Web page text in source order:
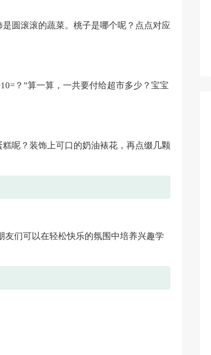
圆滚滚的蔬菜。桃子是哪个呢？点点对应
？”算一算，一共要付给超市多少？宝宝
呢？装饰上可口的奶油裱花，再点缀几颗
友们可以在轻松快乐的氛围中培养兴趣学